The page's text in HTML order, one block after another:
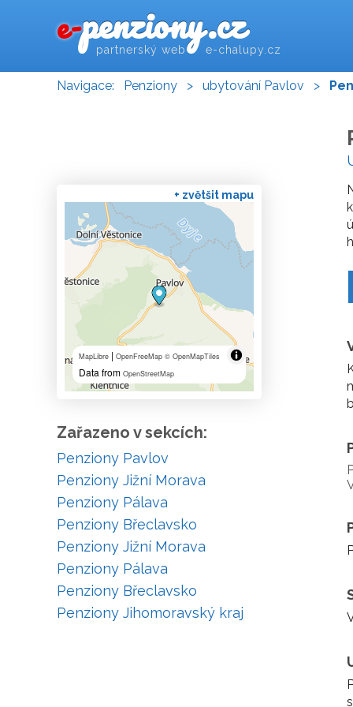
e-penziony.cz
partnerský web e-chalupy.cz
Navigace: Penziony > ubytování Pavlov >
+ zvětšit mapu
MapLibre | OpenFreeMap © OpenMapTiles
Data from OpenStreetMap
Zařazeno v sekcích:
Penziony Pavlov
Penziony Jižní Morava
Penziony Pálava
Penziony Břeclavsko
Penziony Jižní Morava
Penziony Pálava
Penziony Břeclavsko
Penziony Jihomoravský kraj